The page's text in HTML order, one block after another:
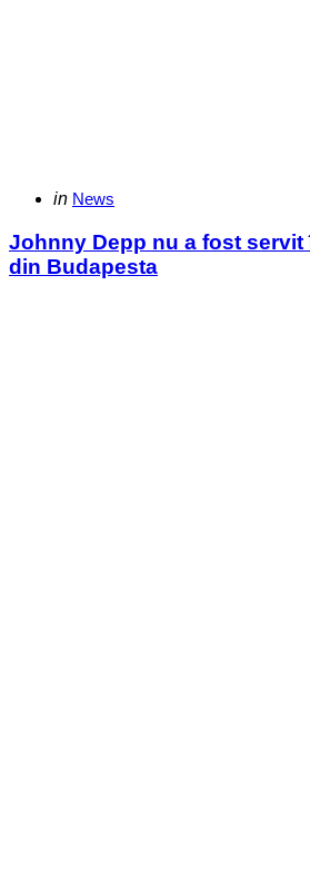
Categories
Posted
in News
Johnny Depp nu a fost
din Budapesta